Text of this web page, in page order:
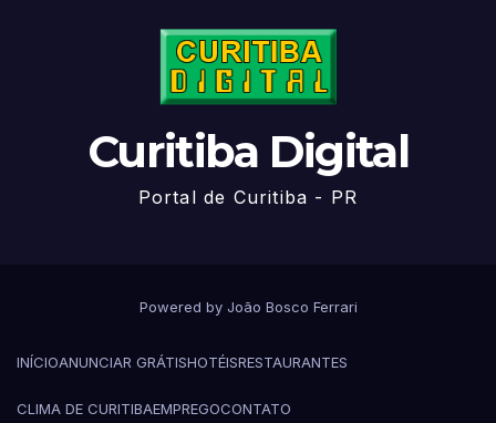
Curitiba Digital
Portal de Curitiba - PR
Powered by João Bosco Ferrari
INÍCIOANUNCIAR GRÁTISHOTÉISRESTAURANTES
CLIMA DE CURITIBAEMPREGOCONTATO